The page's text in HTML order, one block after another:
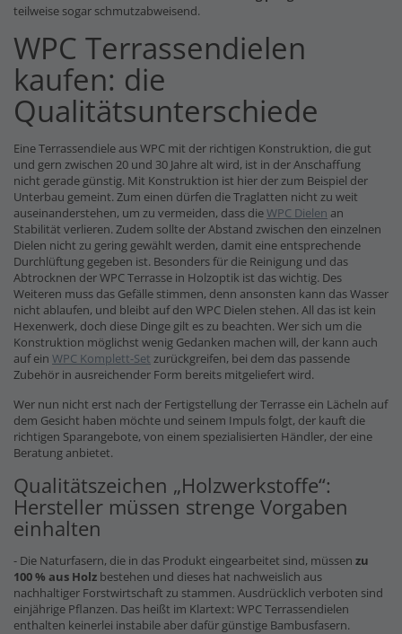
teilweise sogar schmutzabweisend.
WPC Terrassendielen
kaufen: die
Qualitätsunterschiede
Eine Terrassendiele aus WPC mit der richtigen Konstruktion, die gut
und gern zwischen 20 und 30 Jahre alt wird, ist in der Anschaffung
nicht gerade günstig. Mit Konstruktion ist hier der zum Beispiel der
Unterbau gemeint. Zum einen dürfen die Traglatten nicht zu weit
auseinanderstehen, um zu vermeiden, dass dieWPC Dielen an
Stabilität verlieren. Zudem sollte der Abstand zwischen den einzelnen
Dielen nicht zu gering gewählt werden, damit eine entsprechende
Durchlüftung gegeben ist. Besonders für die Reinigung und das
Abtrocknen der WPC Terrasse in Holzoptik ist das wichtig. Des
Weiteren muss das Gefälle stimmen, denn ansonsten kann das Wasser
nicht ablaufen, und bleibt auf den WPC Dielen stehen. All das ist kein
Hexenwerk, doch diese Dinge gilt es zu beachten. Wer sich um die
Konstruktion möglichst wenig Gedanken machen will, der kann auch
auf ein WPC Komplett-Set zurückgreifen, bei dem das passende
Zubehör in ausreichender Form bereits mitgeliefert wird.
Wer nun nicht erst nach der Fertigstellung der Terrasse ein Lächeln auf
dem Gesicht haben möchte und seinem Impuls folgt, der kauft die
richtigen Sparangebote, von einem spezialisierten Händler, der eine
Beratung anbietet.
Qualitätszeichen „Holzwerkstoffe“:
Hersteller müssen strenge Vorgaben
einhalten
- Die Naturfasern, die in das Produkt eingearbeitet sind, müssen zu
100 % aus Holz bestehen und dieses hat nachweislich aus
nachhaltiger Forstwirtschaft zu stammen. Ausdrücklich verboten sind
einjährige Pflanzen. Das heißt im Klartext: WPC Terrassendielen
enthalten keinerlei instabile aber dafür günstige Bambusfasern.